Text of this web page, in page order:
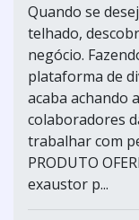
Quando se
telhado,
negócio.
plataforma de
acaba achando
colaboradores
trabalhar com
PRODUTO
exaustor p...